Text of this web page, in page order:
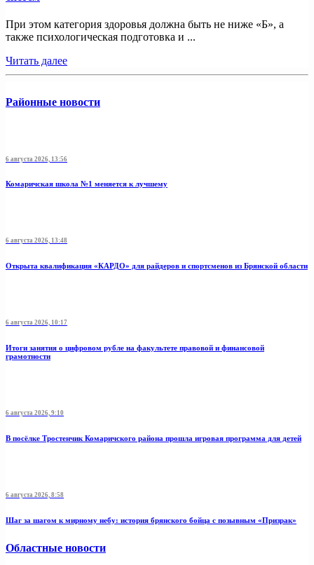
При этом категория здоровья должна быть не ниже «Б», а
также психологическая подготовка и ...
Читать далее
Районные новости
6 августа 2026, 13:56
Комаричская школа №1 меняется к лучшему
6 августа 2026, 13:48
Открыта квалификация «КАРДО» для райдеров и спортсменов из Брянской области
6 августа 2026, 10:17
Итоги занятия о цифровом рубле на факультете правовой и финансовой
грамотности
6 августа 2026, 9:10
В посёлке Тростенчик Комаричского района прошла игровая программа для детей
6 августа 2026, 8:58
Шаг за шагом к мирному небу: история брянского бойца с позывным «Призрак»
Областные новости